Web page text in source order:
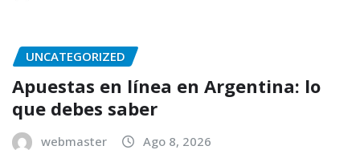
UNCATEGORIZED
Apuestas en línea en Argentina: lo
que debes saber
webmaster Ago 8, 2026